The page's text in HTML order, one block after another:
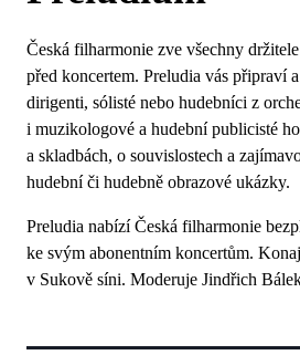
Česká filharmonie zve všechny
před koncertem. Preludia vás připraví
dirigenti, sólisté nebo hudebníci z
i muzikologové a hudební publicisté
a skladbách, o souvislostech a
hudební či hudebně obrazové ukázky.
Preludia nabízí Česká filharmonie
ke svým abonentním koncertům.
v Sukově síni. Moderuje Jindřich